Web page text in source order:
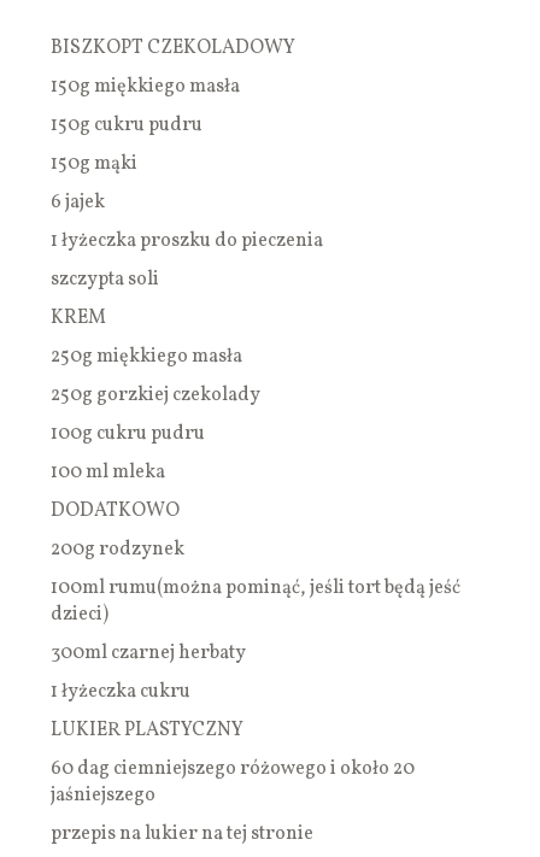
BISZKOPT CZEKOLADOWY
150g miękkiego masła
150g cukru pudru
150g mąki
6 jajek
1 łyżeczka proszku do pieczenia
szczypta soli
KREM
250g miękkiego masła
250g gorzkiej czekolady
100g cukru pudru
100 ml mleka
DODATKOWO
200g rodzynek
100ml rumu(można pominąć, jeśli tort będą jeść
dzieci)
300ml czarnej herbaty
1 łyżeczka cukru
LUKIER PLASTYCZNY
60 dag ciemniejszego różowego i około 20
jaśniejszego
przepis na lukier na tej stronie